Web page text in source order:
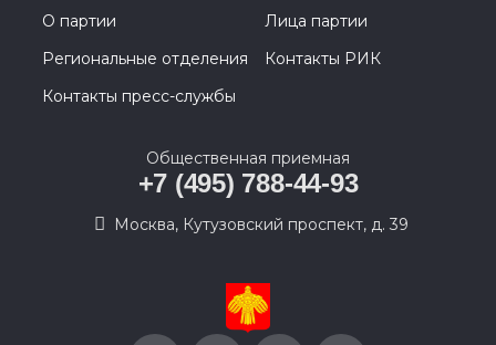
О партии
Лица партии
Региональные отделения
Контакты РИК
Контакты пресс-службы
Общественная приемная
+7 (495) 788-44-93
Москва, Кутузовский проспект, д. 39